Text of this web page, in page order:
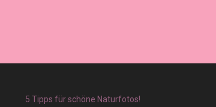
5 Tipps für schöne Naturfotos!